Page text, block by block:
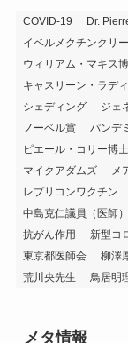
COVID-19 Dr.
イベルメクチンクリ
ウィリアム・マキス
キャスリーン・ラデ
シェディング
ジェ
ノーベル賞
パンデ
ピエール・コリー博士
マイクアダムズ
メ
レプリコンワクチン
中島克仁議員（医師）
抗がん作用
新型コ
東京都医師会
柳澤
荒川央先生
鳥居明
メタ情報